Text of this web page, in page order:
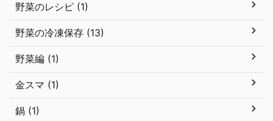
野菜のレシピ (1)
野菜の冷凍保存 (13)
野菜編 (1)
金スマ (1)
鍋 (1)